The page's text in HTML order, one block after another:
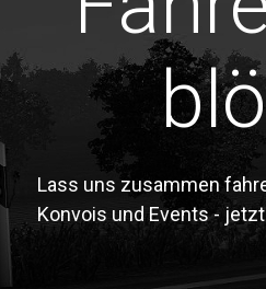
Lass uns zusammen
Konvois und Events -